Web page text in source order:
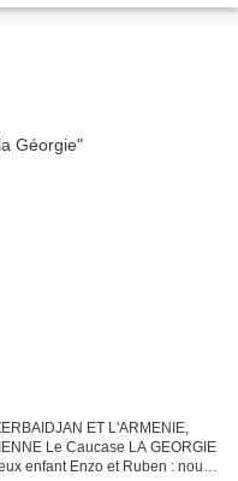
ET L'ARMENIE,
enfant Enzo et Ruben : nous